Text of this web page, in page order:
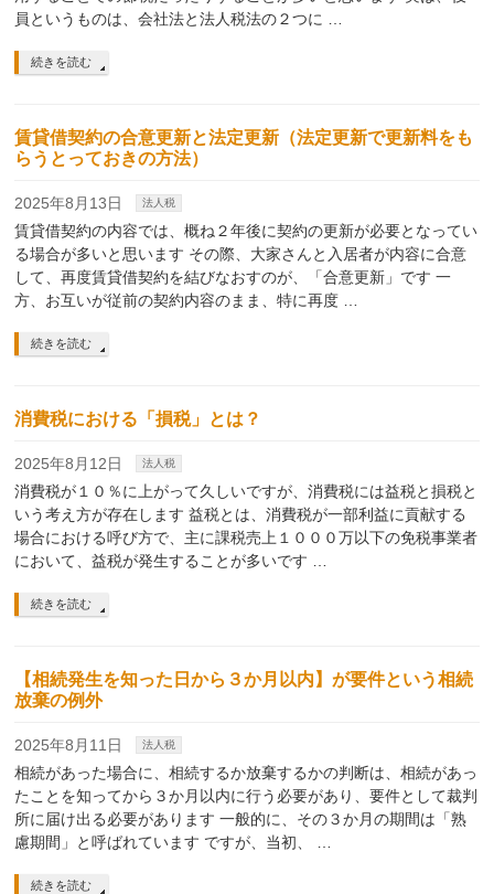
員というものは、会社法と法人税法の２つに …
続きを読む
賃貸借契約の合意更新と法定更新（法定更新で更新料をも
らうとっておきの方法）
2025年8月13日 法人税
賃貸借契約の内容では、概ね２年後に契約の更新が必要となってい
る場合が多いと思います その際、大家さんと入居者が内容に合意
して、再度賃貸借契約を結びなおすのが、「合意更新」です 一
方、お互いが従前の契約内容のまま、特に再度 …
続きを読む
消費税における「損税」とは？
2025年8月12日 法人税
消費税が１０％に上がって久しいですが、消費税には益税と損税と
いう考え方が存在します 益税とは、消費税が一部利益に貢献する
場合における呼び方で、主に課税売上１０００万以下の免税事業者
において、益税が発生することが多いです …
続きを読む
【相続発生を知った日から３か月以内】が要件という相続
放棄の例外
2025年8月11日 法人税
相続があった場合に、相続するか放棄するかの判断は、相続があっ
たことを知ってから３か月以内に行う必要があり、要件として裁判
所に届け出る必要があります 一般的に、その３か月の期間は「熟
慮期間」と呼ばれています ですが、当初、 …
続きを読む